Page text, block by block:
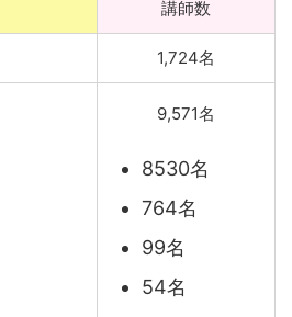
講師数
1,724名
9,571名
8530名
764名
99名
54名